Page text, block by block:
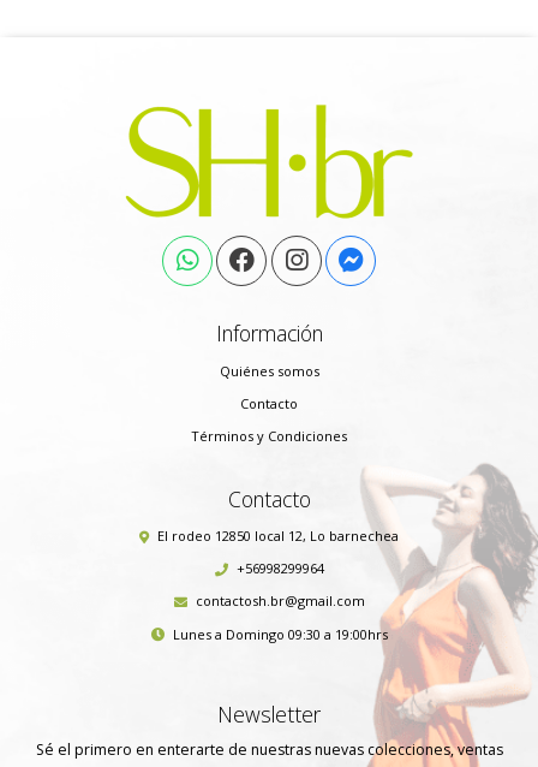
Información
Quiénes somos
Contacto
Términos y Condiciones
Contacto
El rodeo 12850 local 12, Lo barnechea
+56998299964
contactosh.br@gmail.com
Lunes a Domingo 09:30 a 19:00hrs
Newsletter
Sé el primero en enterarte de nuestras nuevas colecciones, ventas